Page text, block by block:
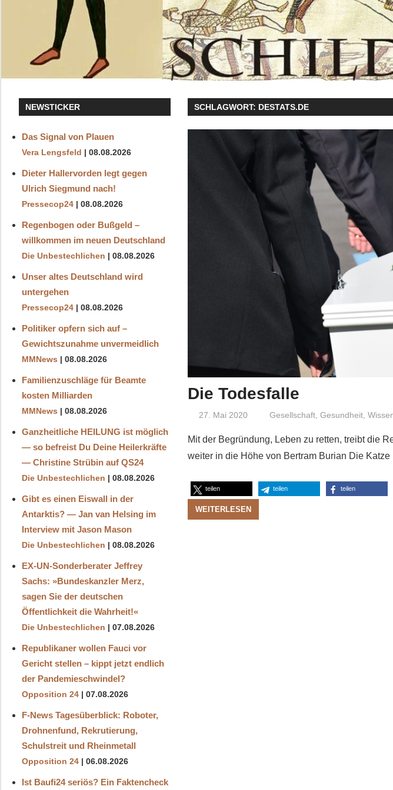
SCHLAGWORT: DESTATS.DE
Die Todesfalle
27. Mai 2020 Niki Vogt
Gesellschaft, Gesundheit,
Mit der Begründung, Leben zu retten, treibt die
weiter in die Höhe von Bertram Burian Die Katze
teilen teilen teilen
WEITERLESEN
NEWSTICKER
Das Signal von Plauen
Vera Lengsfeld 08.08.2026
Dieter Hallervorden legt gegen
Ulrich Siegmund nach!
Pressecop24 08.08.2026
Regenbogen oder Bußgeld –
willkommen im neuen Deutschland
Die Unbestechlichen 08.08.2026
Unser altes Deutschland wird
untergehen
Pressecop24 08.08.2026
Politiker opfern sich auf –
Gewichtszunahme unvermeidlich
MMNews 08.08.2026
Familienzuschläge für Beamte
kosten Milliarden
MMNews 08.08.2026
Ganzheitliche HEILUNG ist möglich
— so befreist Du Deine Heilerkräfte
— Christine Strübin auf QS24
Die Unbestechlichen 08.08.2026
Gibt es einen Eiswall in der
Antarktis? — Jan van Helsing im
Interview mit Jason Mason
Die Unbestechlichen 08.08.2026
EX-UN-Sonderberater Jeffrey
Sachs: »Bundeskanzler Merz,
sagen Sie der deutschen
Öffentlichkeit die Wahrheit!«
Die Unbestechlichen 07.08.2026
Republikaner wollen Fauci vor
Gericht stellen – kippt jetzt endlich
der Pandemieschwindel?
Opposition 24 07.08.2026
F-News Tagesüberblick: Roboter,
Drohnenfund, Rekrutierung,
Schulstreit und Rheinmetall
Opposition 24 06.08.2026
Ist Baufi24 seriös? Ein Faktencheck